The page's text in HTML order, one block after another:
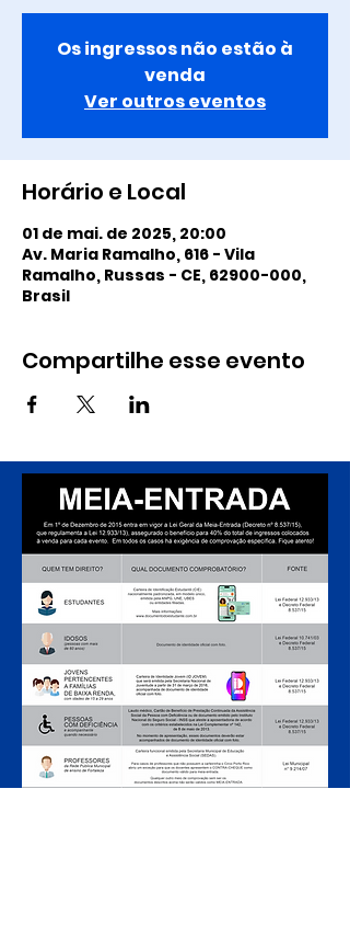
Os ingressos não estão à
venda
Ver outros eventos
Horário e Local
01 de mai. de 2025, 20:00
Av. Maria Ramalho, 616 - Vila
Ramalho, Russas - CE, 62900-000,
Brasil
Compartilhe esse evento